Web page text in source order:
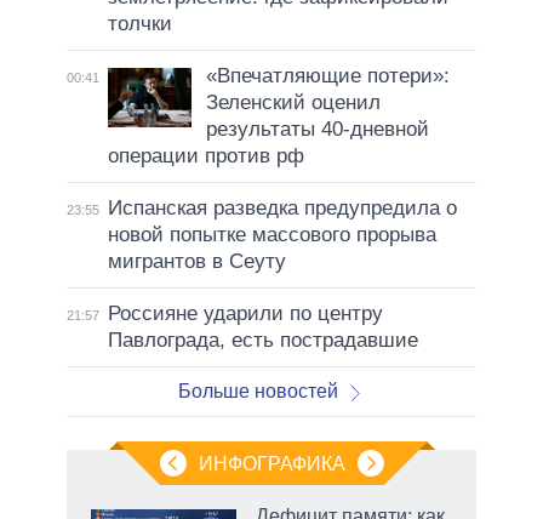
толчки
00:41
«Впечатляющие потери»:
Зеленский оценил
результаты 40-дневной
операции против рф
23:55
Испанская разведка предупредила о
новой попытке массового прорыва
мигрантов в Сеуту
21:57
Россияне ударили по центру
Павлограда, есть пострадавшие
Больше новостей
ИНФОГРАФИКА